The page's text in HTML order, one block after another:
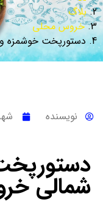
بلاگ
خروس محلی
دستورپخت خوشمزه
نویسنده
شمالی